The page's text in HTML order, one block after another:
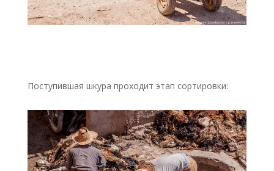
Поступившая шкура проходит этап сортировки: